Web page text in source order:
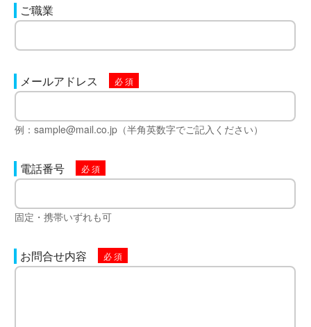
ご職業
メールアドレス
例：sample@mail.co.jp（半角英数字でご記入ください）
電話番号
固定・携帯いずれも可
お問合せ内容